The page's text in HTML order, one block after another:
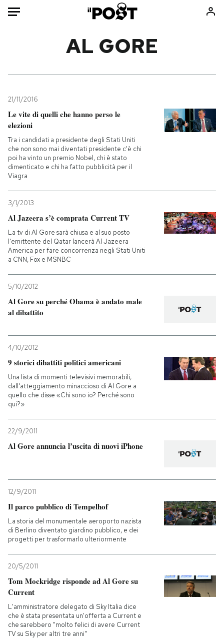
Mondo
Politica
Tecnologia
Internet
Scienza
Cultura
Sport
Ok Boomer!
Europa
PODCAST
NEWSLETTER
I MIEI PREFERITI
SHOP
CALENDARIO
AREA PERSONALE
Entra
AL GORE
21/11/2016
Le vite di quelli che hanno perso le
elezioni
Tra i candidati a presidente degli Stati Uniti
che non sono mai diventati presidente c'è chi
poi ha vinto un premio Nobel, chi è stato
dimenticato e chi ha fatto pubblicità per il
Viagra
3/1/2013
Al Jazeera s’è comprata Current TV
La tv di Al Gore sarà chiusa e al suo posto
l'emittente del Qatar lancerà Al Jazeera
America per fare concorrenza negli Stati Uniti
a CNN, Fox e MSNBC
5/10/2012
Al Gore su perché Obama è andato male
al dibattito
4/10/2012
9 storici dibattiti politici americani
Una lista di momenti televisivi memorabili,
dall'atteggiamento minaccioso di Al Gore a
quello che disse «Chi sono io? Perché sono
qui?»
22/9/2011
Al Gore annuncia l’uscita di nuovi iPhone
12/9/2011
Il parco pubblico di Tempelhof
La storia del monumentale aeroporto nazista
di Berlino diventato giardino pubblico, e dei
progetti per trasformarlo ulteriormente
20/5/2011
Tom Mockridge risponde ad Al Gore su
Current
L'amministratore delegato di Sky Italia dice
che è stata presentata un'offerta a Current e
che sarebbero "molto felici di avere Current
TV su Sky per altri tre anni"